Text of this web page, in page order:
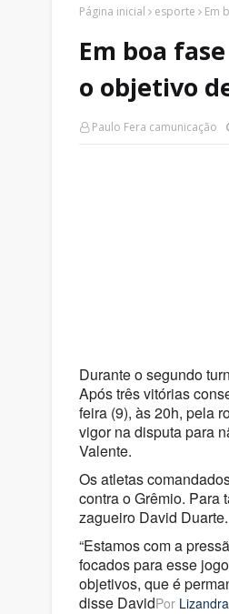
Página inicial esporte Em
Em boa
o objetivo
Paulo Fera camunicação
Durante o segundo
Após três vitórias
feira (9), às 20h, pela
vigor na disputa para
Valente.
Os atletas
contra o Grêmio. Para
zagueiro David Duarte.
“Estamos com a
focados para esse
objetivos, que é
disse DavidPor